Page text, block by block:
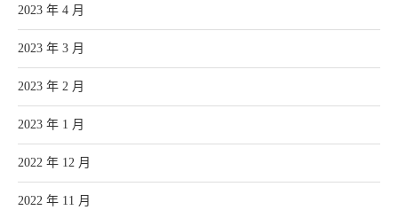
2023 年 4 月
2023 年 3 月
2023 年 2 月
2023 年 1 月
2022 年 12 月
2022 年 11 月